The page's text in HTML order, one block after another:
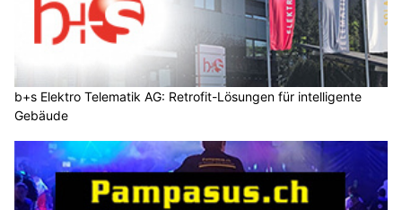
b+s Elektro Telematik AG: Retrofit-Lösungen für intelligente
Gebäude